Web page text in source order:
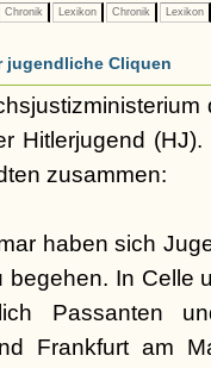
Chronik Lexikon Chronik Lexikon
jugendliche Cliquen
Hitlerjugend
zusammen:
haben sich
In Celle
Passanten
Frankfurt am